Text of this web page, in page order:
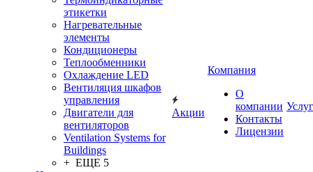
этикетки
Нагревательные
элементы
Кондиционеры
Теплообменники
Охлаждение LED
Вентиляция шкафов
управления
Двигатели для
вентиляторов
Ventilation Systems for
Buildings
+ ЕЩЕ 5
Акции
Компания
О
компании
Контакты
Лицензии